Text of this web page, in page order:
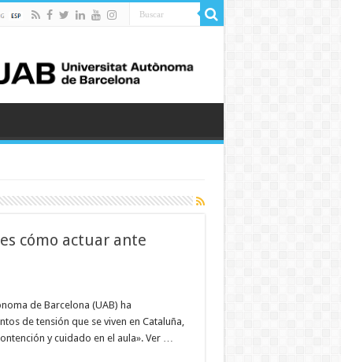
cómo actuar ante
de Barcelona (UAB) ha
de tensión que se viven en Cataluña,
y cuidado en el aula». Ver …